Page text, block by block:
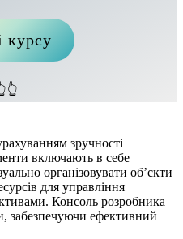
курсу
зручності
включають в себе
організовувати об’єкти
для управління
Консоль розробника
забезпечуючи ефективний